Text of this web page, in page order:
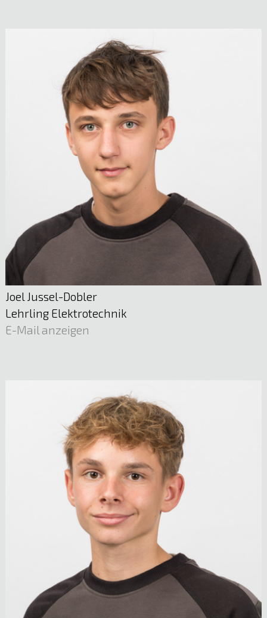
Sabrina Oberhauser
Sachbearbeitung
05522 51722
E-Mail anzeigen
Mst. Martin Welte
Leitung Elektro- und Lichttechnik
05522 51722
E-Mail anzeigen
Marc Gabriel
Anlagentechniker Wasserkraft & Biowärme
05522 51722
E-Mail anzeigen
Birgit Reisch
Netzmanagement Verwaltung
05522 51722
E-Mail anzeigen
Joel Jussel-Dobler
Lehrling Elektrotechnik
E-Mail anzeigen